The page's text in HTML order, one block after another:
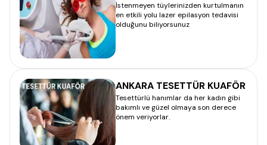
İstenmeyen tüylerinizden kurtulmanın
en etkili yolu lazer epilasyon tedavisi
olduğunu biliyorsunuz
ANKARA TESETTÜR KUAFÖR
Tesettürlü hanımlar da her kadın gibi
bakımlı ve güzel olmaya son derece
önem veriyorlar.